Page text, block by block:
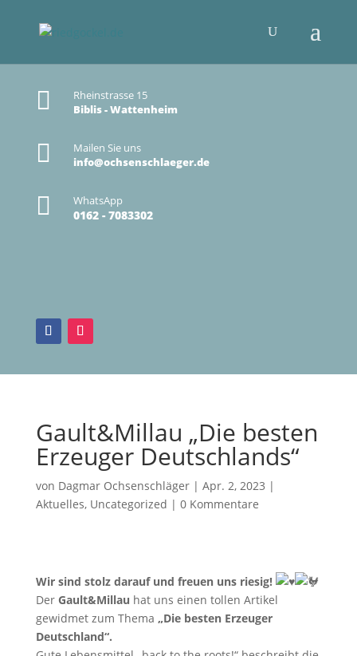

Rheinstrasse 15
Biblis - Wattenheim

Mailen Sie uns
info@ochsenschlaeger.de
 WhatsApp
0162 - 7083302
Gault&Millau „Die besten
Erzeuger Deutschlands“
von Dagmar Ochsenschläger| Apr. 2, 2023 |
Aktuelles, Uncategorized | 0 Kommentare
Wir sind stolz darauf und freuen uns riesig!
Der Gault&Millau hat uns einen tollen Artikel
gewidmet zum Thema „Die besten Erzeuger
Deutschland“.